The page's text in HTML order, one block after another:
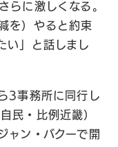
らに激しくなる。
を）やると約束
い」と話しまし
3事務所に同行し
民・比例近畿）
ャン・バクーで開